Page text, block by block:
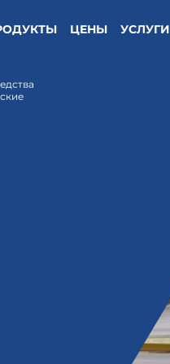
ЦЕНЫ УСЛУГИ